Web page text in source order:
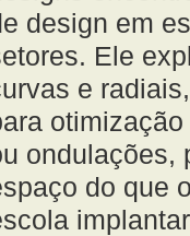
design em
Ele
e
ondulações,
do que